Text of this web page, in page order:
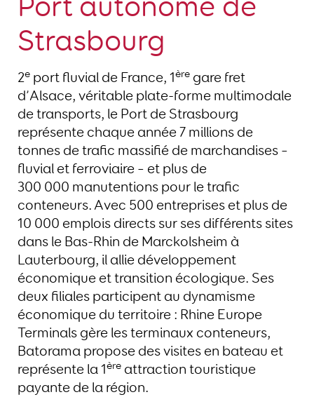
Strasbourg
2e port fluvial de France, 1ère gare fret
d’Alsace, véritable plate-forme multimodale
de transports, le Port de Strasbourg
représente chaque année 7 millions de
tonnes de trafic massifié de marchandises –
fluvial et ferroviaire – et plus de
300 000 manutentions pour le trafic
conteneurs. Avec 500 entreprises et plus de
10 000 emplois directs sur ses différents sites
dans le Bas-Rhin de Marckolsheim à
Lauterbourg, il allie développement
économique et transition écologique. Ses
deux filiales participent au dynamisme
économique du territoire : Rhine Europe
Terminals gère les terminaux conteneurs,
Batorama propose des visites en bateau et
représente la 1ère attraction touristique
payante de la région.